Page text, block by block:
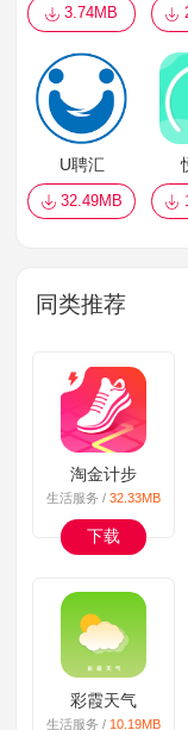
3.74MB
U聘汇
32.49MB
同类推荐
淘金计步
生活服务 / 32.33MB
下载
彩霞天气
生活服务 / 10.19MB